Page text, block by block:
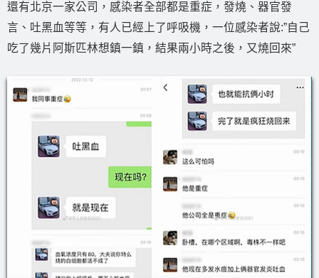
還有北京一家公司，感染者全部都是重症，發燒、器官發
言、吐黑血等等，有人已經上了呼吸機，一位感染者說:”自己
吃了幾片阿斯匹林想鎮一鎮，結果兩小時之後，又燒回來”